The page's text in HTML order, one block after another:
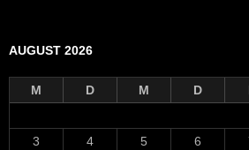
AUGUST 2026
M D M D
3
4 5 6